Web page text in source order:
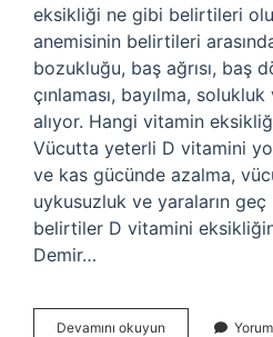
eksikliği ne gibi belirtileri
anemisinin belirtileri
bozukluğu, baş ağrısı, baş
çınlaması, bayılma,
alıyor. Hangi vitamin
Vücutta yeterli D vitamini
ve kas gücünde azalma,
uykusuzluk ve yaraların
belirtiler D vitamini
Demir…
Devamını okuyun